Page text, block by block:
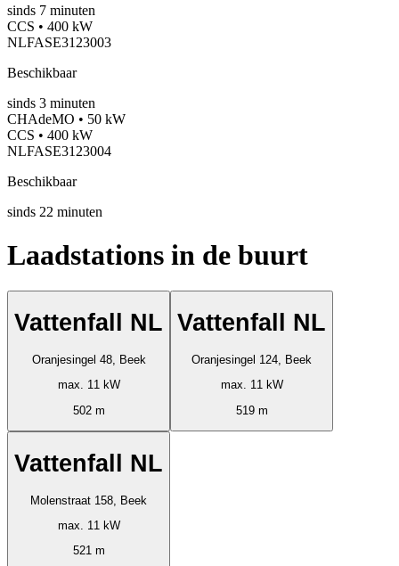
sinds 7 minuten
CCS • 400 kW
NLFASE3123003
Beschikbaar
sinds 3 minuten
CHAdeMO • 50 kW
CCS • 400 kW
NLFASE3123004
Beschikbaar
sinds 22 minuten
Laadstations in de buurt
Vattenfall NL
Oranjesingel 48, Beek
max. 11 kW
502 m
Vattenfall NL
Oranjesingel 124, Beek
max. 11 kW
519 m
Vattenfall NL
Molenstraat 158, Beek
max. 11 kW
521 m